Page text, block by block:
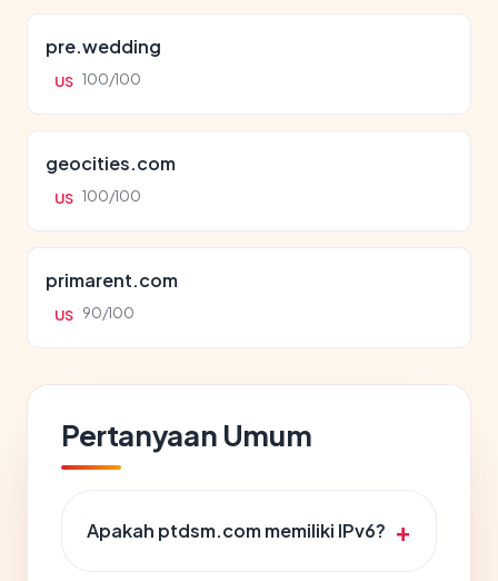
pre.wedding
US 100/100
geocities.com
US 100/100
primarent.com
US 90/100
Pertanyaan Umum
Apakah ptdsm.com memiliki IPv6?